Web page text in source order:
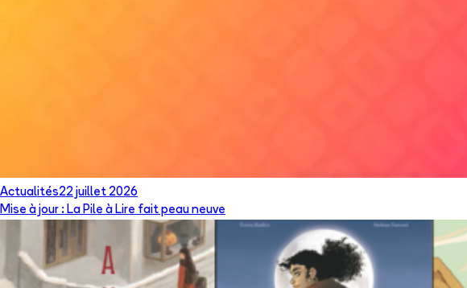
Actualités22 juillet 2026
Mise à jour : La Pile à Lire fait peau neuve